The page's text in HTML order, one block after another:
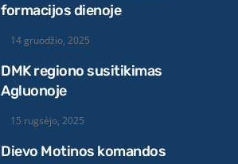
formacijos dienoje
14 gruodžio, 2025
DMK regiono susitikimas
Agluonoje
15 rugsėjo, 2025
Dievo Motinos komandos